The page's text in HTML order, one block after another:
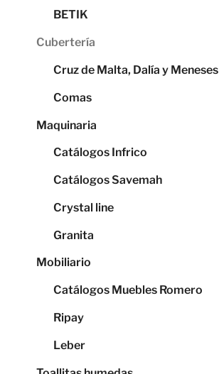
BETIK
Cubertería
Cruz de Malta, Dalía y Meneses
Comas
Maquinaria
Catálogos Infrico
Catálogos Savemah
Crystal line
Granita
Mobiliario
Catálogos Muebles Romero
Ripay
Leber